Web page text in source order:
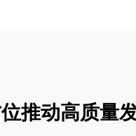
推动高质量